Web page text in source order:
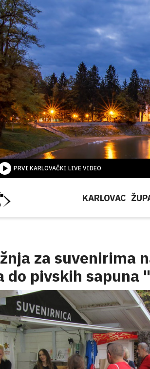
PRVI KARLOVAČKI LIVE VIDEO
KARLOVAC
za suvenirima
do pivskih sapuna